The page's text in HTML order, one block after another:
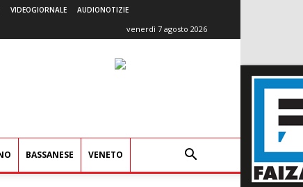
VIDEOGIORNALE AUDIONOTIZIE
venerdì 7 agosto 2026
BASSANESE VENETO